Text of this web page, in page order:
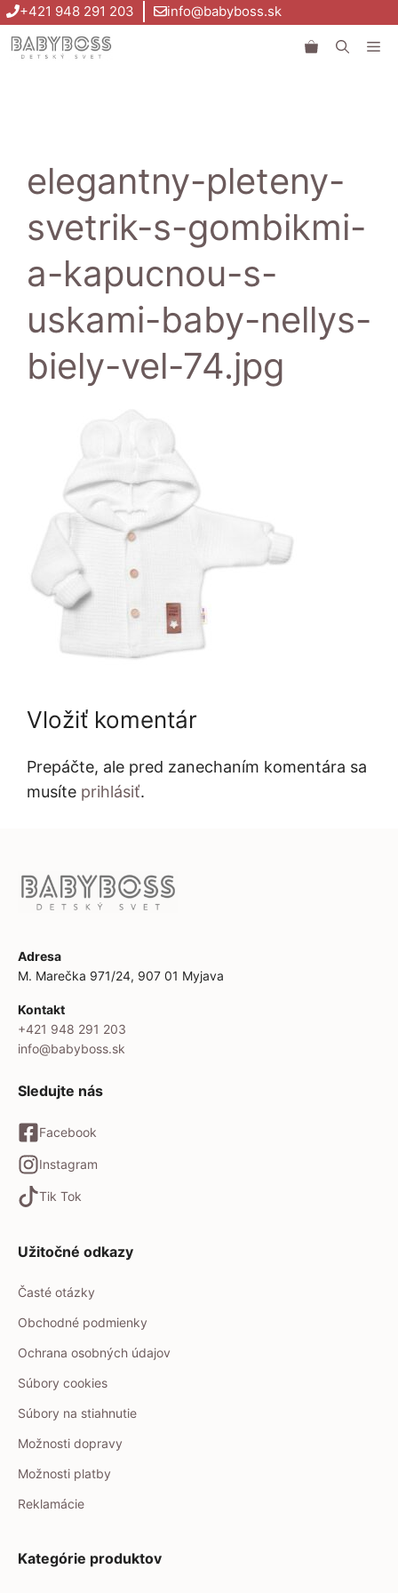
Preskočiť
na
obsah
+421 948 291 203 info@babyboss.sk
elegantny-pleteny-
svetrik-s-gombikmi-
a-kapucnou-s-
uskami-baby-nellys-
biely-vel-74.jpg
Vložiť komentár
Prepáčte, ale pred zanechaním komentára sa
musíte prihlásiť.
Adresa
M. Marečka 971/24, 907 01 Myjava
Kontakt
+421 948 291 203
info@babyboss.sk
Sledujte nás
Facebook
Instagram
Tik Tok
Užitočné odkazy
Časté otázky
Obchodné podmienky
Ochrana osobných údajov
Súbory cookies
Súbory na stiahnutie
Možnosti dopravy
Možnosti platby
Reklamácie
Kategórie produktov